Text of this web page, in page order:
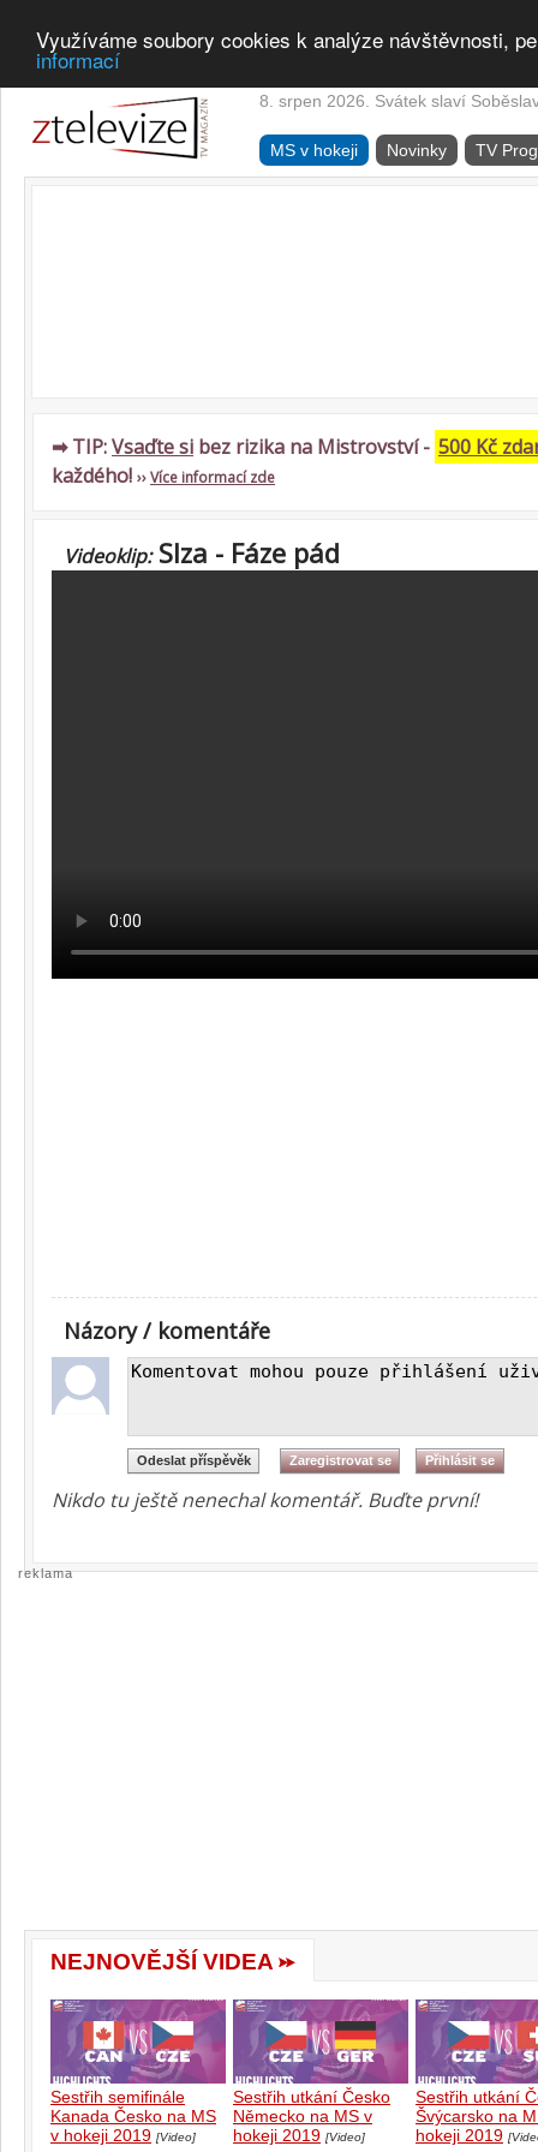
Využíváme soubory cookies k analýze návštěvnosti,
informací
8. srpen 2026. Svátek slaví
MS v hokeji Novinky TV
➡ TIP:Vsaďte si bez rizika na Mistrovství - 500 Kč
každého! ››Více informací zde
Videoklip:Slza - Fáze pád
Názory / komentáře
Nikdo tu ještě nenechal komentář. Buďte první!
reklama
NEJNOVĚJŠÍ VIDEA
Sestřih semifinále
Kanada Česko na MS
v hokeji 2019 [Video]
Sestřih utkání Česko
Německo na MS v
hokeji 2019 [Video]
Sestřih utkání
Švýcarsko na
hokeji 2019